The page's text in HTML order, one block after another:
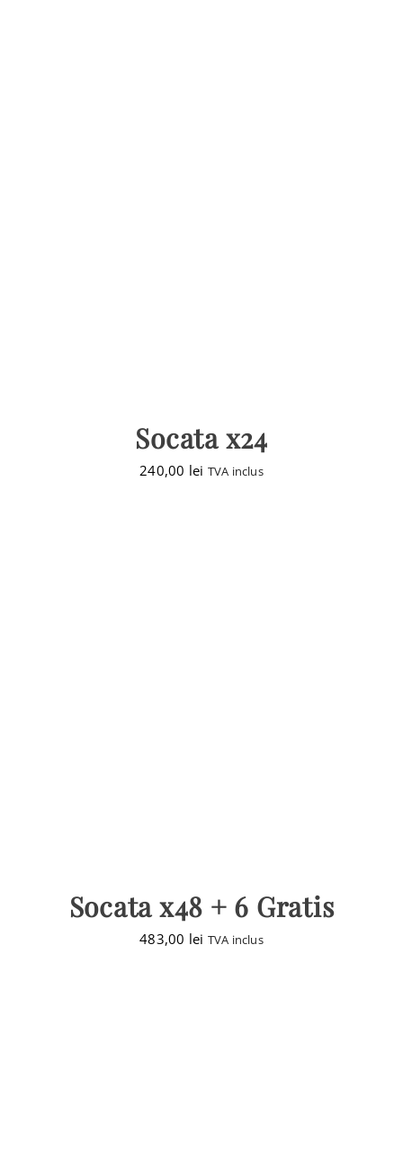
Socata x24
240,00 lei TVA inclus
Socata x48 + 6 Gratis
483,00 lei TVA inclus